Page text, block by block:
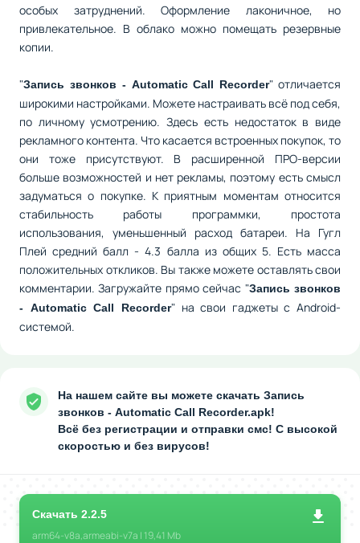
особых затруднений. Оформление лаконичное, но
привлекательное. В облако можно помещать резервные
копии.
"Запись звонков - Automatic Call Recorder" отличается
широкими настройками. Можете настраивать всё под себя,
по личному усмотрению. Здесь есть недостаток в виде
рекламного контента. Что касается встроенных покупок, то
они тоже присутствуют. В расширенной ПРО-версии
больше возможностей и нет рекламы, поэтому есть смысл
задуматься о покупке. К приятным моментам относится
стабильность работы программки, простота
использования, уменьшенный расход батареи. На Гугл
Плей средний балл - 4.3 балла из общих 5. Есть масса
положительных откликов. Вы также можете оставлять свои
комментарии. Загружайте прямо сейчас "Запись звонков
- Automatic Call Recorder" на свои гаджеты с Android-
системой.
На нашем сайте вы можете скачать Запись
звонков - Automatic Call Recorder.apk!
Всё без регистрации и отправки смс! С высокой
скоростью и без вирусов!
Скачать 2.2.5
arm64-v8a,armeabi-v7a | 19,41 Mb